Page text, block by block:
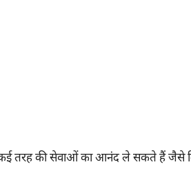
तरह की सेवाओं का आनंद ले सकते हैं जैसे